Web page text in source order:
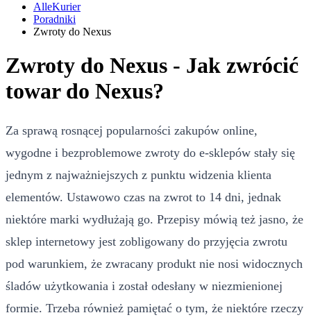
AlleKurier
Poradniki
Zwroty do Nexus
Zwroty do Nexus - Jak zwrócić
towar do Nexus?
Za sprawą rosnącej popularności zakupów online,
wygodne i bezproblemowe zwroty do e-sklepów stały się
jednym z najważniejszych z punktu widzenia klienta
elementów. Ustawowo czas na zwrot to 14 dni, jednak
niektóre marki wydłużają go. Przepisy mówią też jasno, że
sklep internetowy jest zobligowany do przyjęcia zwrotu
pod warunkiem, że zwracany produkt nie nosi widocznych
śladów użytkowania i został odesłany w niezmienionej
formie. Trzeba również pamiętać o tym, że niektóre rzeczy